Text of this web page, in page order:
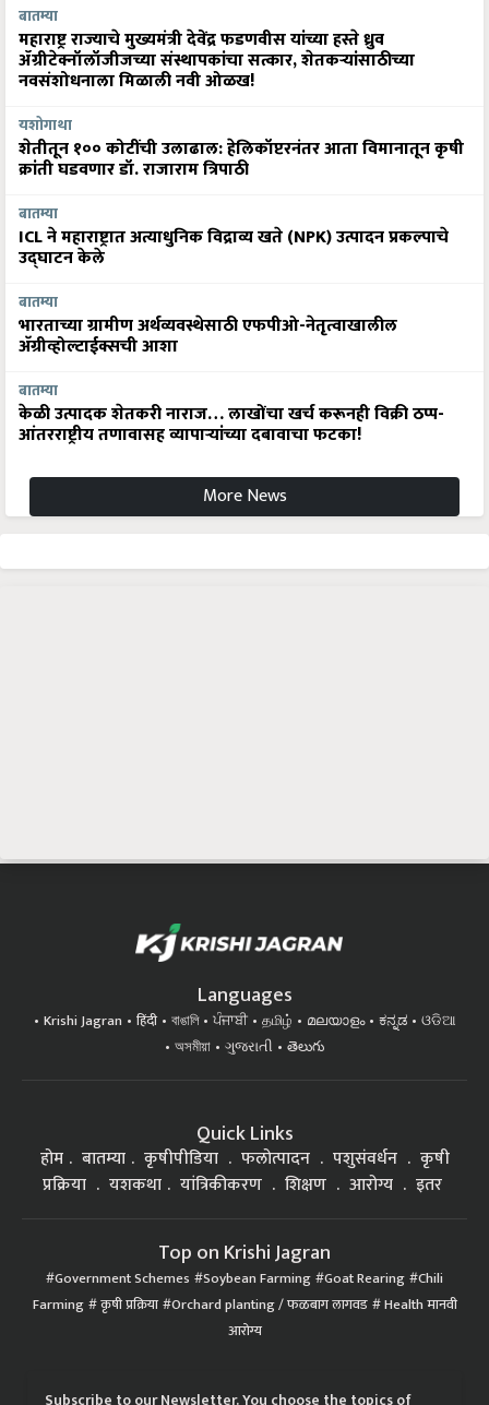
बातम्या
महाराष्ट्र राज्याचे मुख्यमंत्री देवेंद्र फडणवीस यांच्या हस्ते ध्रुव
ॲग्रीटेक्नॉलॉजीजच्या संस्थापकांचा सत्कार, शेतकऱ्यांसाठीच्या
नवसंशोधनाला मिळाली नवी ओळख!
यशोगाथा
शेतीतून १०० कोटींची उलाढाल: हेलिकॉप्टरनंतर आता विमानातून कृषी
क्रांती घडवणार डॉ. राजाराम त्रिपाठी
बातम्या
ICL ने महाराष्ट्रात अत्याधुनिक विद्राव्य खते (NPK) उत्पादन प्रकल्पाचे
उद्घाटन केले
बातम्या
भारताच्या ग्रामीण अर्थव्यवस्थेसाठी एफपीओ-नेतृत्वाखालील
अ‍ॅग्रीव्होल्टाईक्सची आशा
बातम्या
केळी उत्पादक शेतकरी नाराज… लाखोंचा खर्च करूनही विक्री ठप्प-
आंतरराष्ट्रीय तणावासह व्यापाऱ्यांच्या दबावाचा फटका!
More News
Languages
Krishi Jagran हिंदी বাঙালি ਪੰਜਾਬੀ தமிழ் മലയാളം ಕನ್ನಡ
ଓଡିଆ
অসমীয়া
ગુજરાતી తెలుగు
Quick Links
होम बातम्या कृषीपीडिया फलोत्पादन पशुसंवर्धन
कृषी
प्रक्रिया
यशकथा यांत्रिकीकरण शिक्षण आरोग्य इतर
Top on Krishi Jagran
Government Schemes Soybean Farming Goat Rearing Chili
Farming कृषी प्रक्रिया Orchard planting / फळबाग लागवड Health मानवी
आरोग्य